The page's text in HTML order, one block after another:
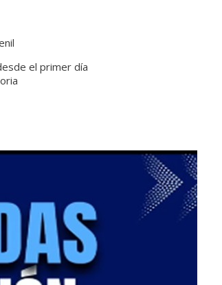
el primer día